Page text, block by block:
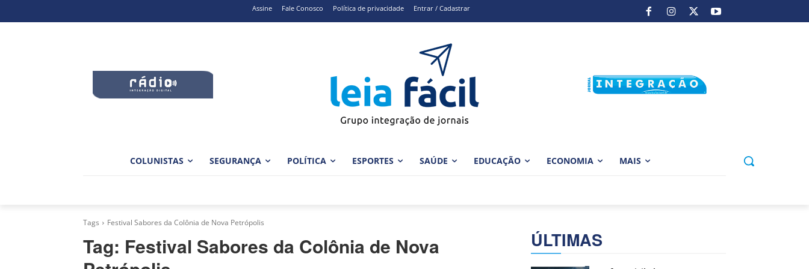
Assine Fale Conosco Política de privacidade Entrar / Cadastrar
COLUNISTAS SEGURANÇA POLÍTICA ESPORTES SAÚDE EDUCAÇÃO ECONOMIA MAIS
Tags Festival Sabores da Colônia de Nova Petrópolis
Tag: Festival Sabores da Colônia de Nova
ÚLTIMAS